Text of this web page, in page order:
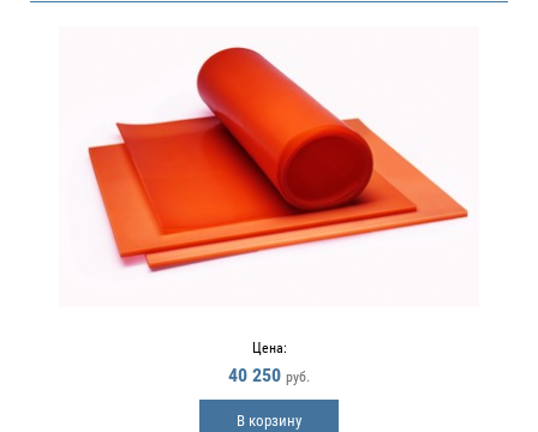
Цена:
40 250 руб.
В корзину